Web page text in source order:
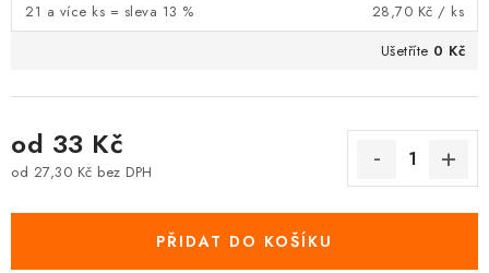
21 a více ks = sleva 13 %
28,70 Kč / ks
Ušetříte 0 Kč
od 33 Kč
od 27,30 Kč bez DPH
PŘIDAT DO KOŠÍKU